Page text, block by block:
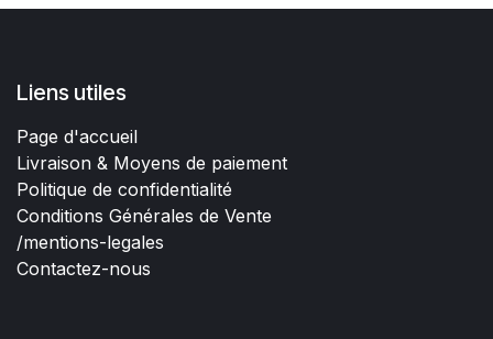
Liens utiles
Page d'accueil
Livraison & Moyens de paiement
Politique de confidentialité
Conditions Générales de Vente
/mentions-legales
Contactez-nous